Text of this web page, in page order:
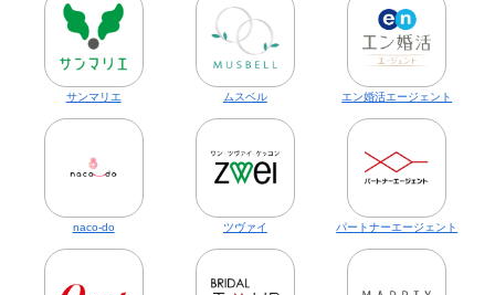
サンマリエ ムスベル エン婚活エージェント
naco-do ツヴァイ パートナーエージェント